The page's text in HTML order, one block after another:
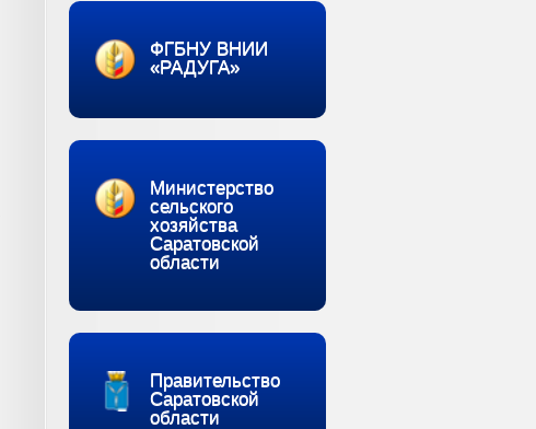
ФГБНУ ВНИИ
«РАДУГА»
Министерство
сельского
хозяйства
Саратовской
области
Правительство
Саратовской
области